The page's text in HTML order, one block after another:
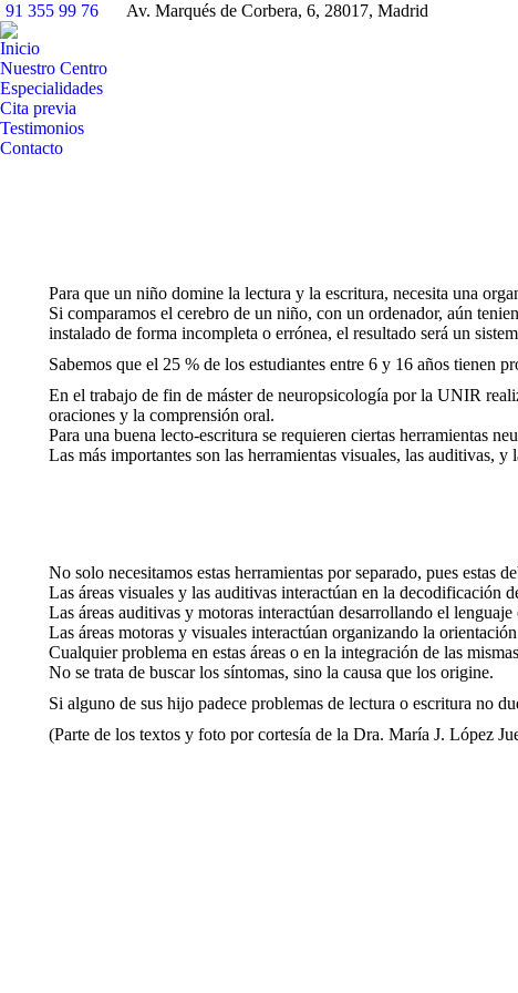
91 355 99 76 Av. Marqués de Corbera, 6, 28017, Madrid
Inicio
Nuestro Centro
Especialidades
Cita previa
Testimonios
Contacto
Para que un niño domine la lectura y la escritura, necesita una
Si comparamos el cerebro de un niño, con un ordenador, aún
instalado de forma incompleta o errónea, el resultado será un
Sabemos que el 25 % de los estudiantes entre 6 y 16 años tienen
En el trabajo de fin de máster de neuropsicología por la UNIR
oraciones y la comprensión oral.
Para una buena lecto-escritura se requieren ciertas herramientas
Las más importantes son las herramientas visuales, las auditivas, y
No solo necesitamos estas herramientas por separado, pues estas
Las áreas visuales y las auditivas interactúan en la decodificación
Las áreas auditivas y motoras interactúan desarrollando el lenguaje
Las áreas motoras y visuales interactúan organizando la
Cualquier problema en estas áreas o en la integración de las
No se trata de buscar los síntomas, sino la causa que los origine.
Si alguno de sus hijo padece problemas de lectura o escritura no
(Parte de los textos y foto por cortesía de la Dra. María J. López